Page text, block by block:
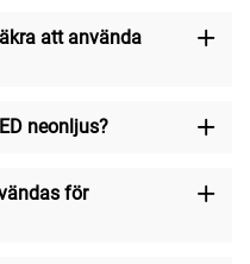
att använda
neonljus?
för